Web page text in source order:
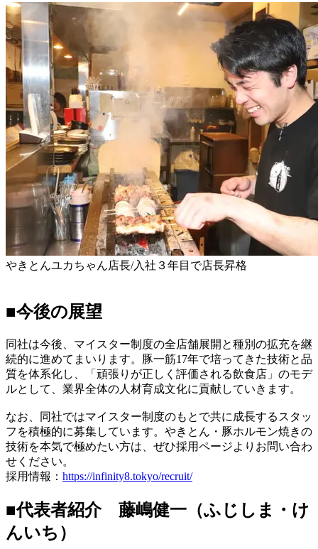
やきとんユカちゃん店長/入社３年目で店長昇格
■今後の展望
同社は今後、マイスター制度の全店舗展開と種別の拡充を継
続的に進めてまいります。豚一筋17年で培ってきた技術と品
質を体系化し、「頑張りが正しく評価される飲食店」のモデ
ルとして、業界全体の人材育成文化に貢献していきます。
なお、同社ではマイスター制度のもとで共に成長するスタッ
フを積極的に募集しています。やきとん・豚ホルモン焼きの
技術を本気で極めたい方は、ぜひ採用ページよりお問い合わ
せください。
採用情報： https://infinity8.tokyo/recruit/
■代表者紹介 藤嶋健一（ふじしま・け
んいち）